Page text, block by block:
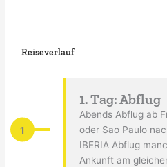
Reiseverlauf
1
1. Tag: Abflug
Abends Abflug ab
oder Sao Paulo
IBERIA Abflug
Ankunft am